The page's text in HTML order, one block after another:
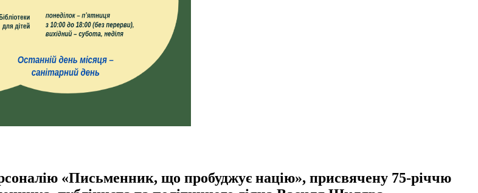
«Письменник, що пробуджує націю», присвячену 75-річчю